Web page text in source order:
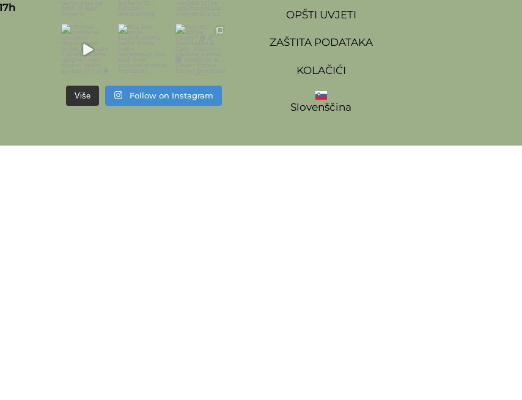
Više Follow on Instagram
OPŠTI UVJETI
ZAŠTITA PODATAKA
KOLAČIĆI
Slovenščina